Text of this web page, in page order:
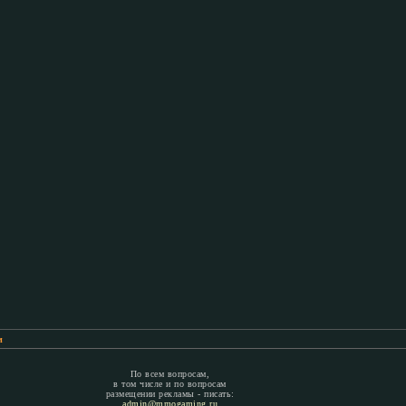
По всем вопросам,
в том числе и по вопросам
размещении рекламы - писать:
admin@mmogaming.ru